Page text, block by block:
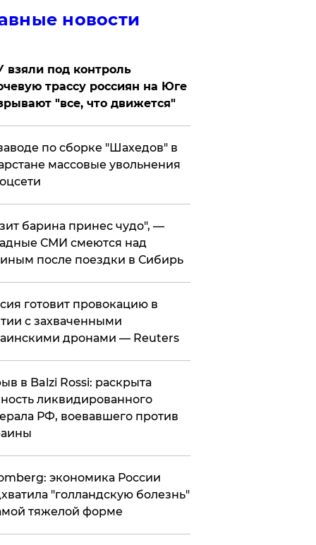
новости
взяли под контроль
трассу россиян на Юге
"все, что движется"
по сборке "Шахедов" в
массовые увольнения
барина принес чудо", —
СМИ смеются над
после поездки в Сибирь
готовит провокацию в
с захваченными
дронами — Reuters
в Balzi Rossi: раскрыта
ликвидированного
РФ, воевавшего против
экономика России
"голландскую болезнь"
тяжелой форме